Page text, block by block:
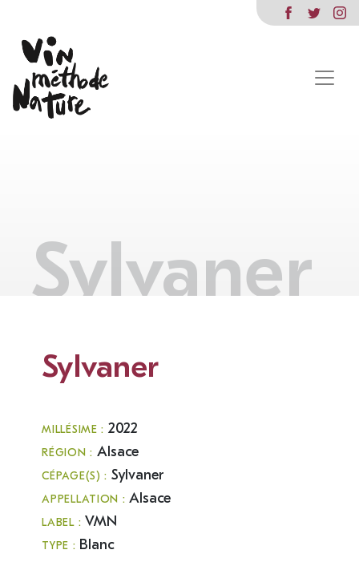
Sylvaner
Sylvaner
MILLÉSIME : 2022
RÉGION : Alsace
CÉPAGE(S) : Sylvaner
APPELLATION :Alsace
LABEL : VMN
TYPE : Blanc